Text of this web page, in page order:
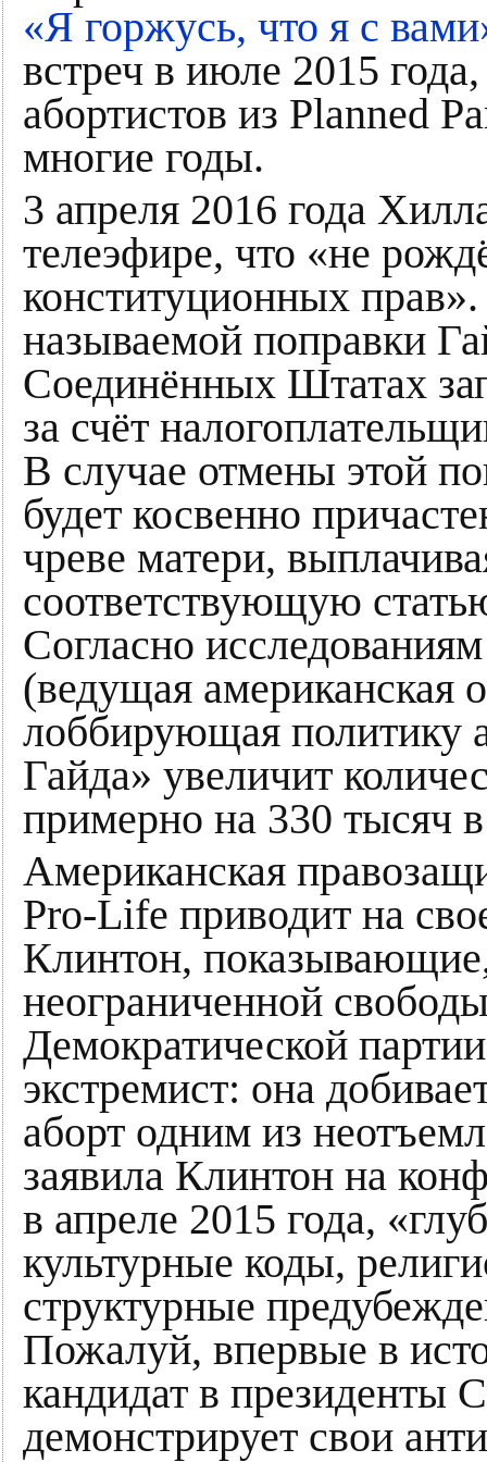
«Я горжусь, что я с
встреч в июле 2015
абортистов из Planned
многие годы.
3 апреля 2016 года
телеэфире, что «не
конституционных
называемой поправки
Соединённых Штатах
за счёт
В случае отмены этой
будет косвенно
чреве матери,
соответствующую
Согласно
(ведущая
лоббирующая политику
Гайда» увеличит
примерно на 330 тысяч
Американская
Pro-Life приводит на
Клинтон,
неограниченной
Демократической
экстремист: она
аборт одним из
заявила Клинтон на
в апреле 2015 года,
культурные коды,
структурные
Пожалуй, впервые в
кандидат в президенты
демонстрирует свои